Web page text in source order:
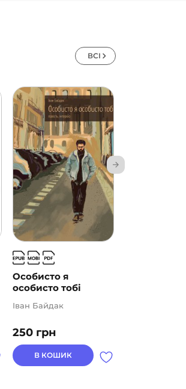
ВСІ
Особисто я
особисто тобі
250 грн
Іван Байдак
В КОШИК